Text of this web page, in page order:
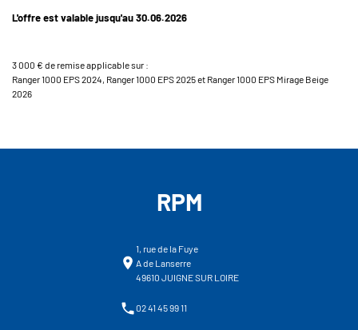
L'offre est valable jusqu'au 30.06.2026
3 000 € de remise applicable sur :
Ranger 1000 EPS 2024, Ranger 1000 EPS 2025 et Ranger 1000 EPS Mirage Beige
2026
RPM
1, rue de la Fuye
A de Lanserre
49610 JUIGNE SUR LOIRE
02 41 45 99 11